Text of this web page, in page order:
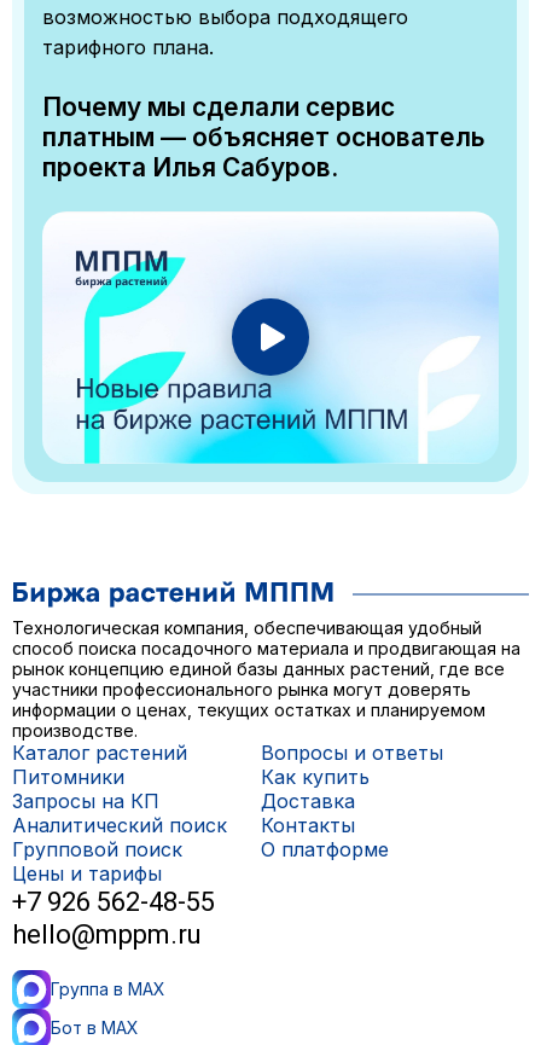
возможностью выбора подходящего
тарифного плана.
Почему мы сделали сервис
платным — объясняет основатель
проекта Илья Сабуров.
Технологическая компания, обеспечивающая удобный
способ поиска посадочного материала и продвигающая на
рынок концепцию единой базы данных растений, где все
участники профессионального рынка могут доверять
информации о ценах, текущих остатках и планируемом
производстве.
Каталог растений
Питомники
Запросы на КП
Аналитический поиск
Групповой поиск
Цены и тарифы
Вопросы и ответы
Как купить
Доставка
Контакты
О платформе
+7 926 562-48-55
hello@mppm.ru
Группа в MAX
Бот в MAX